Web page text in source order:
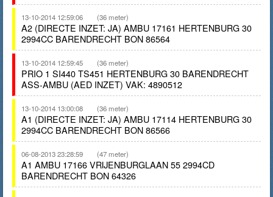
13-10-2014 12:59:06 (36 meter)
A2 (DIRECTE INZET: JA) AMBU 17161 HERTENBURG 30
2994CC BARENDRECHT BON 86564
13-10-2014 12:59:45 (36 meter)
PRIO 1 SI440 TS451 HERTENBURG 30 BARENDRECHT
ASS-AMBU (AED INZET) VAK: 4890512
13-10-2014 13:00:08 (36 meter)
A1 (DIRECTE INZET: JA) AMBU 17114 HERTENBURG 30
2994CC BARENDRECHT BON 86566
06-08-2013 23:28:59 (47 meter)
A1 AMBU 17166 VRIJENBURGLAAN 55 2994CD
BARENDRECHT BON 64326